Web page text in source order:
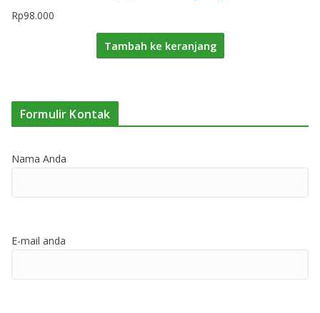
Rp98.000
Tambah ke keranjang
Formulir Kontak
Nama Anda
E-mail anda